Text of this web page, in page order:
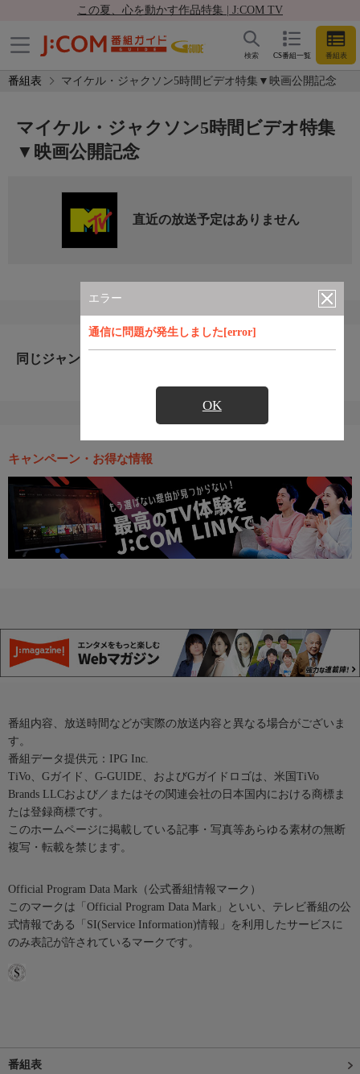
この夏、心を動かす作品特集 | J:COM TV
CS番組一覧 番組表
検索
番組表 マイケル・ジャクソン5時間ビデオ特集▼映画公開記念
エラー
通信に問題が発生しました[error]
OK
マイケル・ジャクソン5時間ビデオ特集
▼映画公開記念
直近の放送予定はありません
同じジャンルのおすすめ番組
キャンペーン・お得な情報
番組内容、放送時間などが実際の放送内容と異なる場合がございま
す。
番組データ提供元：IPG Inc.
TiVo、Gガイド、G-GUIDE、およびGガイドロゴは、米国TiVo
Brands LLCおよび／またはその関連会社の日本国内における商標ま
たは登録商標です。
このホームページに掲載している記事・写真等あらゆる素材の無断
複写・転載を禁じます。
Official Program Data Mark（公式番組情報マーク）
このマークは「Official Program Data Mark」といい、テレビ番組の公
式情報である「SI(Service Information)情報」を利用したサービスに
のみ表記が許されているマークです。
番組表